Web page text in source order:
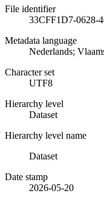
File identifier
33CFF1D7-0628-
Metadata language
Nederlands;
Character set
UTF8
Hierarchy level
Dataset
Hierarchy level name
Dataset
Date stamp
2026-05-20